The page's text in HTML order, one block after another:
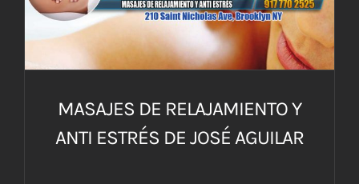
MASAJES DE RELAJAMIENTO Y
ANTI ESTRÉS DE JOSÉ AGUILAR